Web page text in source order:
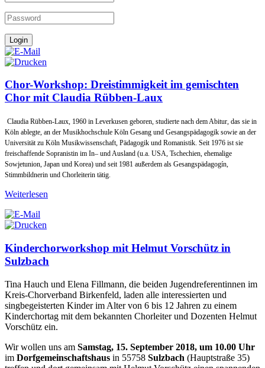
Chor-Workshop: Dreistimmigkeit im gemischten
Chor mit Claudia Rübben-Laux
Claudia Rübben-Laux, 1960 in Leverkusen geboren, studierte nach dem Abitur, das sie in
Köln ablegte, an der Musikhoch­schule Köln Gesang und Gesangspädagogik sowie an der
Universität zu Köln Musikwissenschaft, Pädagogik und Roma­nistik. Seit 1976 ist sie
freischaffende Sopranistin im In– und Ausland (u.a. USA, Tschechien, ehemalige
Sowjetunion, Ja­pan und Korea) und seit 1981 außerdem als Gesangspädagogín,
Stimmbildnerin und Chorleiterin tätig.
Weiterlesen
Kinderchorworkshop mit Helmut Vorschütz in
Sulzbach
Tina Hauch und Elena Fillmann, die beiden Jugendreferentinnen im
Kreis-Chorverband Birkenfeld, laden alle interessierten und
singbegeisterten Kinder im Alter von 6 bis 12 Jahren zu einem
Kinderchortag mit dem bekannten Chorleiter und Dozenten Helmut
Vorschütz ein.
Wir wollen uns am Samstag, 15. September 2018, um 10.00 Uhr
im Dorfgemeinschaftshaus in 55758 Sulzbach (Hauptstraße 35)